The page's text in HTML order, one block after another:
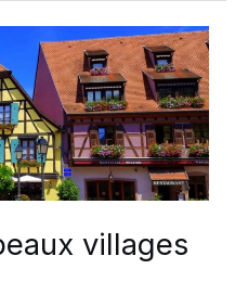
villages